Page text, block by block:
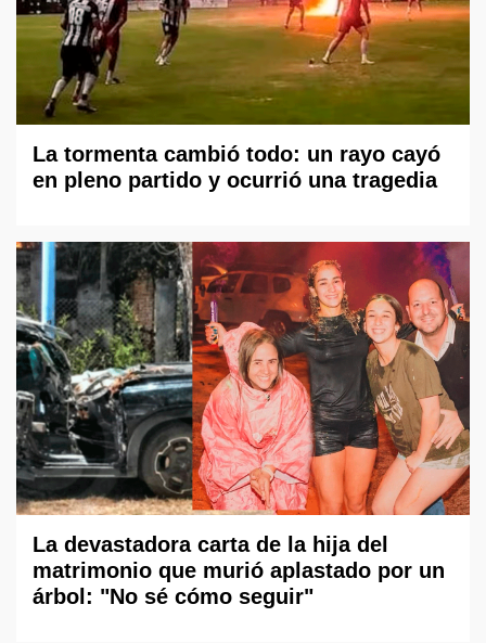
La tormenta cambió todo: un rayo cayó
en pleno partido y ocurrió una tragedia
La devastadora carta de la hija del
matrimonio que murió aplastado por un
árbol: "No sé cómo seguir"